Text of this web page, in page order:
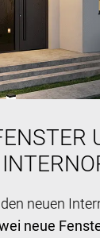
neuen
neue